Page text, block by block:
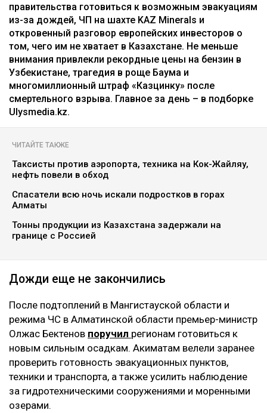
правительства готовиться к возможным эвакуациям
из-за дождей, ЧП на шахте KAZ Minerals и
откровенный разговор европейских инвесторов о
том, чего им не хватает в Казахстане. Не меньше
внимания привлекли рекордные цены на бензин в
Узбекистане, трагедия в роще Баума и
многомиллионный штраф «Казцинку» после
смертельного взрыва. Главное за день – в подборке
Ulysmedia.kz.
ЧИТАЙТЕ ТАКЖЕ
Таксисты против аэропорта, техника на Кок-Жайляу,
нефть повели в обход
Спасатели всю ночь искали подростков в горах
Алматы
Тонны продукции из Казахстана задержали на
границе с Россией
Дожди еще не закончились
После подтоплений в Мангистауской области и
режима ЧС в Алматинской области премьер-министр
Олжас Бектенов поручил регионам готовиться к
новым сильным осадкам. Акиматам велели заранее
проверить готовность эвакуационных пунктов,
техники и транспорта, а также усилить наблюдение
за гидротехническими сооружениями и моренными
озерами.